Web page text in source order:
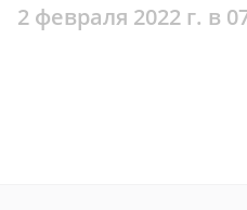
2 февраля 2022 г. в